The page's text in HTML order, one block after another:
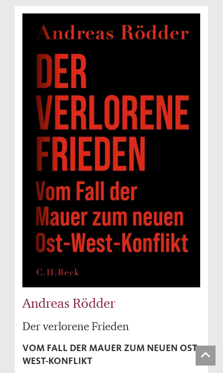
Andreas Rödder
Der verlorene Frieden
VOM FALL DER MAUER ZUM NEUEN OST-
WEST-KONFLIKT